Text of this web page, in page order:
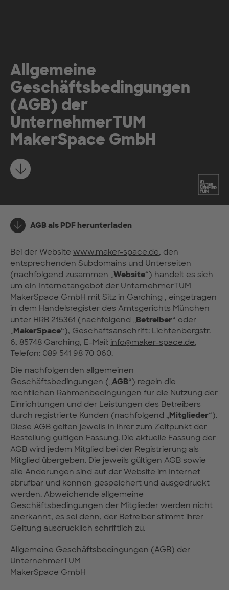
Allgemeine
Geschäftsbedingungen
(AGB) der
UnternehmerTUM
MakerSpace GmbH
Mehr erfahren
AGB als PDF herunterladen
Bei der Website www.maker-space.de, den
entsprechenden Subdomains und Unterseiten
(nachfolgend zusammen „Website“) handelt es sich
um ein Internetangebot der UnternehmerTUM
MakerSpace GmbH mit Sitz in Garching , eingetragen
in dem Handelsregister des Amtsgerichts München
unter HRB 215361 (nachfolgend „Betreiber“ oder
„MakerSpace“), Geschäftsanschrift: Lichtenbergstr.
6, 85748 Garching, E-Mail: info@maker-space.de,
Telefon: 089 541 98 70 060.
Die nachfolgenden allgemeinen
Geschäftsbedingungen („AGB“) regeln die
rechtlichen Rahmenbedingungen für die Nutzung der
Einrichtungen und der Leistungen des Betreibers
durch registrierte Kunden (nachfolgend „Mitglieder“).
Diese AGB gelten jeweils in ihrer zum Zeitpunkt der
Bestellung gültigen Fassung. Die aktuelle Fassung der
AGB wird jedem Mitglied bei der Registrierung als
Mitglied übergeben. Die jeweils gültigen AGB sowie
alle Änderungen sind auf der Website im Internet
abrufbar und können gespeichert und ausgedruckt
werden. Abweichende allgemeine
Geschäftsbedingungen der Mitglieder werden nicht
anerkannt, es sei denn, der Betreiber stimmt ihrer
Geltung ausdrücklich schriftlich zu.
Allgemeine Geschäftsbedingungen (AGB) der
UnternehmerTUM
MakerSpace GmbH